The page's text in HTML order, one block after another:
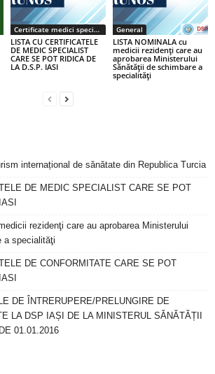
Certificate medici specialiști / primari
LISTA CU CERTIFICATELE
DE MEDIC SPECIALIST
CARE SE POT RIDICA DE
LA D.S.P. IASI
General
LISTA NOMINALA cu
medicii rezidenţi care au
aprobarea Ministerului
Sănătăţii de schimbare a
specialităţi
internațional de sănătate din Republica Turcia
DE MEDIC SPECIALIST CARE SE POT
rezidenţi care au aprobarea Ministerului
a specialităţi
DE CONFORMITATE CARE SE POT
DE ÎNTRERUPERE/PRELUNGIRE DE
LA DSP IAȘI DE LA MINISTERUL SĂNĂTĂȚII
01.01.2016